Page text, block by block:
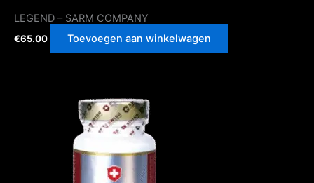
LEGEND – SARM COMPANY
€65.00 Toevoegen aan winkelwagen